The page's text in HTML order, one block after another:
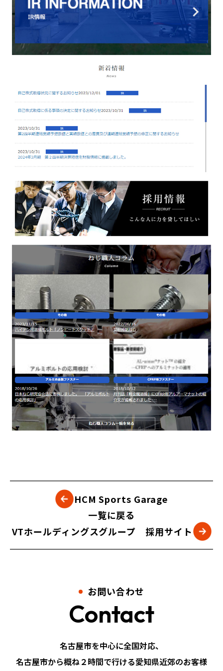
HCM Sports Garage
一覧に戻る
VTホールディングスグループ 採用サイト
お問い合わせ
Contact
名古屋市を中心に全国対応、
名古屋市から概ね２時間で行ける愛知県近郊のお客様